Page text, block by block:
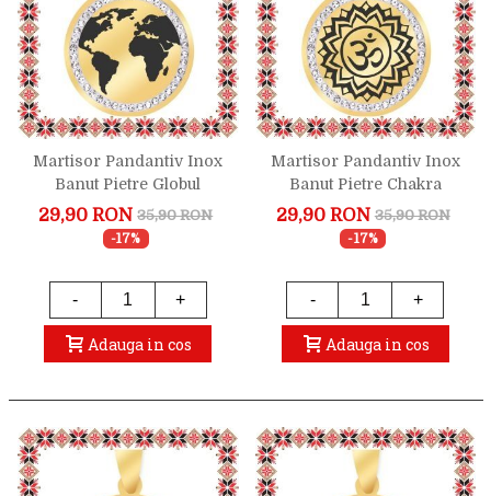
Martisor Pandantiv Inox
Banut Pietre Globul
Pamantesc Auriu
29,90 RON 35,90 RON
-17%
- +
Adauga in cos
Martisor Pandantiv Inox
Banut Pietre Chakra
Coroanei Auriu
29,90 RON 35,90 RON
-17%
- +
Adauga in cos